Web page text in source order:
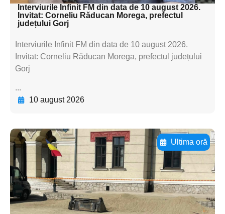
Interviurile Infinit FM din data de 10 august 2026.
Invitat: Corneliu Răducan Morega, prefectul
județului Gorj
Interviurile Infinit FM din data de 10 august 2026.
Invitat: Corneliu Răducan Morega, prefectul județului
Gorj
...
10 august 2026
Ultima oră
Adaugă aici textul pentru
subtitluAdaugă aici
textul pentru
subtitluAdaugă aici